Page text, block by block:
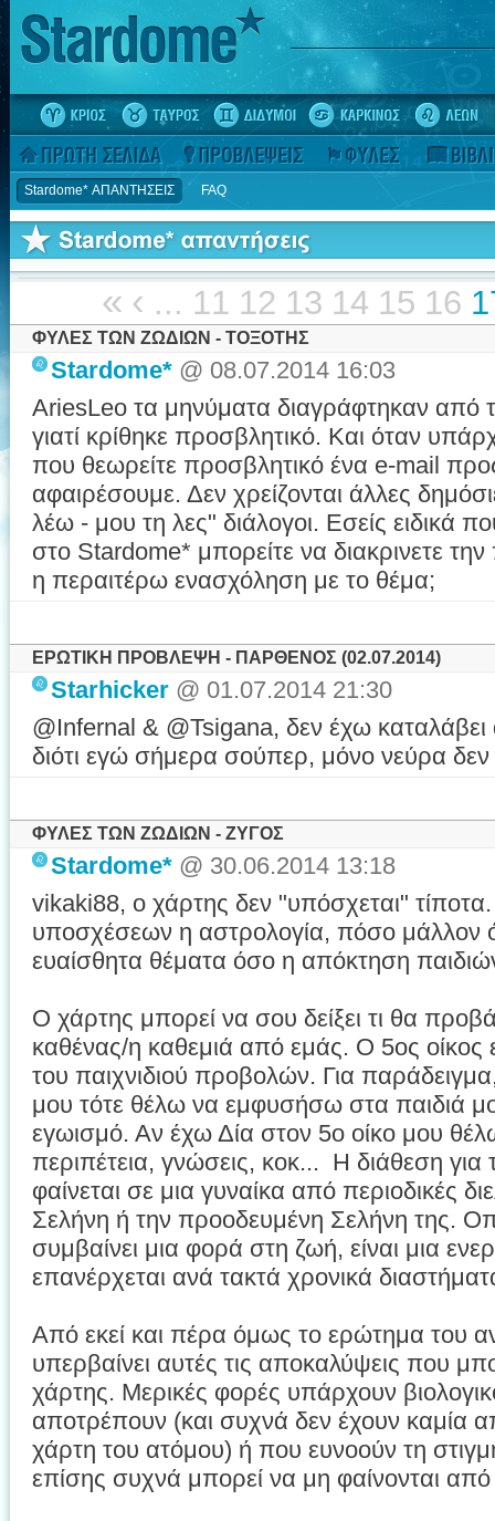
Stardome* ΑΠΑΝΤΗΣΕΙΣ FAQ
« ‹ ... 11 12 13 14 15 16
ΦΥΛΕΣ ΤΩΝ ΖΩΔΙΩΝ - ΤΟΞΟΤΗΣ
Stardome* @ 08.07.2014 16:03
AriesLeo τα μηνύματα διαγράφτηκαν από
γιατί κρίθηκε προσβλητικό. Και όταν
που θεωρείτε προσβλητικό ένα e-mail
αφαιρέσουμε. Δεν χρείζονται άλλες
λέω - μου τη λες" διάλογοι. Εσείς ειδικά
στο Stardome* μπορείτε να διακρινετε
η περαιτέρω ενασχόληση με το θέμα;
ΕΡΩΤΙΚΗ ΠΡΟΒΛΕΨΗ - ΠΑΡΘΕΝΟΣ (02.07.2014)
Starhicker @ 01.07.2014 21:30
@Infernal & @Tsigana, δεν έχω καταλάβει
διότι εγώ σήμερα σούπερ, μόνο νεύρα
ΦΥΛΕΣ ΤΩΝ ΖΩΔΙΩΝ - ΖΥΓΟΣ
Stardome* @ 30.06.2014 13:18
vikaki88, ο χάρτης δεν "υπόσχεται" τίποτα.
υποσχέσεων η αστρολογία, πόσο μάλλον
ευαίσθητα θέματα όσο η απόκτηση
Ο χάρτης μπορεί να σου δείξει τι θα
καθένας/η καθεμιά από εμάς. Ο 5ος οίκος
του παιχνιδιού προβολών. Για
μου τότε θέλω να εμφυσήσω στα παιδιά
εγωισμό. Αν έχω Δία στον 5ο οίκο μου
περιπέτεια, γνώσεις, κοκ... Η διάθεση για
φαίνεται σε μια γυναίκα από περιοδικές
Σελήνη ή την προοδευμένη Σελήνη της.
συμβαίνει μια φορά στη ζωή, είναι μια
επανέρχεται ανά τακτά χρονικά
Από εκεί και πέρα όμως το ερώτημα του
υπερβαίνει αυτές τις αποκαλύψεις που
χάρτης. Μερικές φορές υπάρχουν
αποτρέπουν (και συχνά δεν έχουν καμία
χάρτη του ατόμου) ή που ευνοούν τη
επίσης συχνά μπορεί να μη φαίνονται